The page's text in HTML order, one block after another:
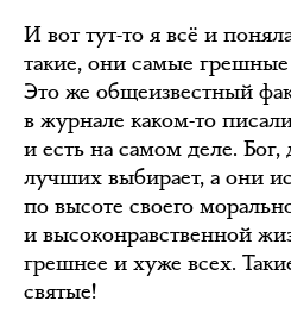
И вот тут-то я всё и
такие, они самые
Это же общеизвестный
в журнале каком-то
и есть на самом деле. Бог,
лучших выбирает, а они
по высоте своего
и высоконравственной
грешнее и хуже всех.
святые!